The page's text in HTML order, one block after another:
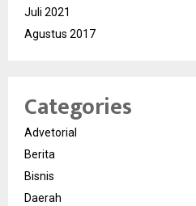
Juli 2021
Agustus 2017
Categories
Advetorial
Berita
Bisnis
Daerah